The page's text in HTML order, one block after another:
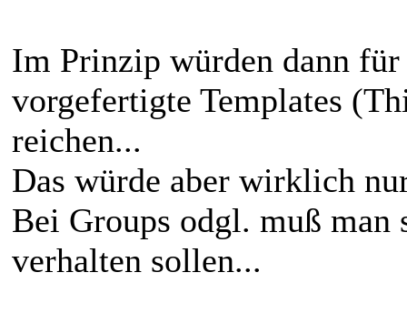
Im Prinzip würden dann für
vorgefertigte Templates
reichen...
Das würde aber wirklich
Bei Groups odgl. muß man
verhalten sollen...